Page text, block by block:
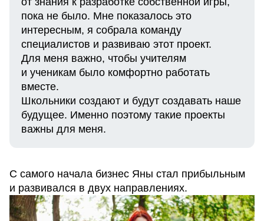
пока не было. Мне показалось это
интересным, я собрала команду
специалистов и развиваю этот проект.
Для меня важно, чтобы учителям
и ученикам было комфортно работать
вместе.
Школьники создают и будут создавать наше
будущее. Именно поэтому такие проекты
важны для меня.
С самого начала бизнес Яны стал прибыльным
и развивался в двух направлениях.